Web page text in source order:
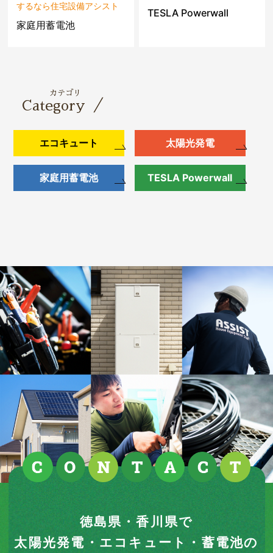
するなら住宅設備アシスト
家庭用蓄電池
TESLA Powerwall
カテゴリ
Category ／
エコキュート 太陽光発電
家庭用蓄電池 TESLA Powerwall
徳島県・香川県で
太陽光発電・エコキュート・蓄電池の